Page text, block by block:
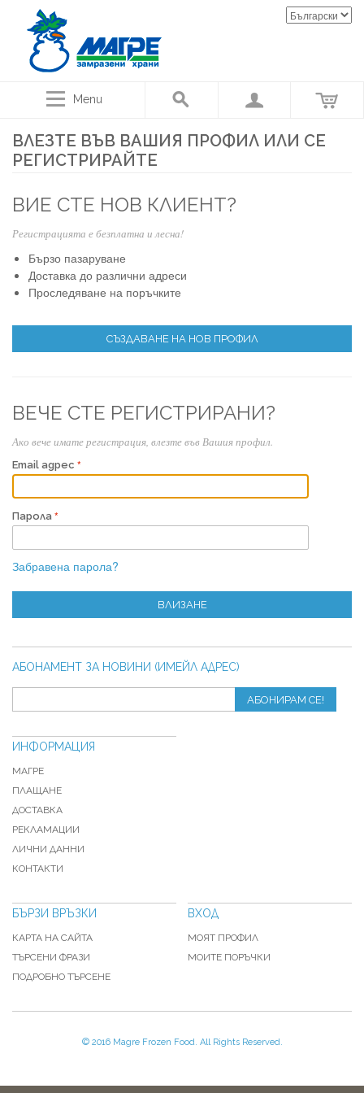
Menu
ВЛЕЗТЕ ВЪВ ВАШИЯ ПРОФИЛ ИЛИ СЕ
РЕГИСТРИРАЙТЕ
ВИЕ СТЕ НОВ КЛИЕНТ?
Регистрацията е безплатна и лесна!
Бързо пазаруване
Доставка до различни адреси
Проследяване на поръчките
СЪЗДАВАНЕ НА НОВ ПРОФИЛ
ВЕЧЕ СТЕ РЕГИСТРИРАНИ?
Ако вече имате регистрация, влезте във Вашия профил.
Email адрес
Парола
Забравена парола?
ВЛИЗАНЕ
АБОНАМЕНТ ЗА НОВИНИ (ИМЕЙЛ АДРЕС)
АБОНИРАМ СЕ!
ИНФОРМАЦИЯ
МАГРЕ
ПЛАЩАНЕ
ДОСТАВКА
РЕКЛАМАЦИИ
ЛИЧНИ ДАННИ
КОНТАКТИ
БЪРЗИ ВРЪЗКИ
КАРТА НА САЙТА
ТЪРСЕНИ ФРАЗИ
ПОДРОБНО ТЪРСЕНЕ
ВХОД
МОЯТ ПРОФИЛ
МОИТЕ ПОРЪЧКИ
© 2016 Magre Frozen Food. All Rights Reserved.